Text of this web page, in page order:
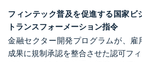
フィンテック普及を促進する国家ビ
トランスフォーメーション指令
金融セクター開発プログラムが、雇
成果に規制承認を整合させた認可フ